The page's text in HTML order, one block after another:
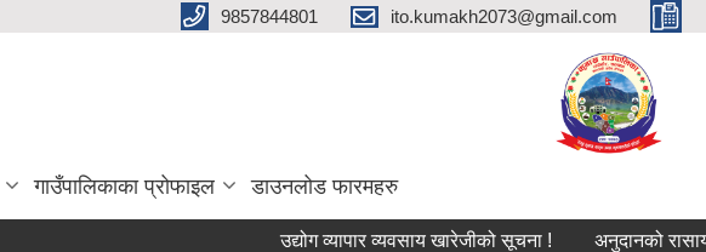
9857844801 ito.kumakh2073@gmail.com
गाउँपालिकाका प्रोफाइल डाउनलोड फारमहरु
उद्योग व्यापार व्यवसाय खारेजीको सूचना ! अनुदानको